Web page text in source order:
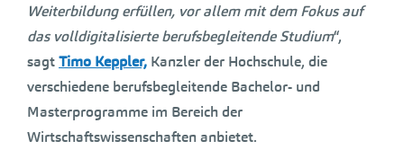
Weiterbildung erfüllen, vor allem mit dem Fokus auf
das volldigitalisierte berufsbegleitende Studium“,
sagtTimo Keppler, Kanzler der Hochschule, die
verschiedene berufsbegleitende Bachelor- und
Masterprogramme im Bereich der
Wirtschaftswissenschaften anbietet.